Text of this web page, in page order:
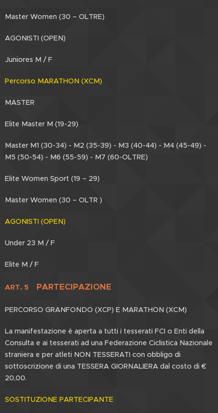
Master Women (30 – OLTRE)
AGONISTI (OPEN)
Juniores M / F
Percorso MARATHON (XCM)
MASTER
Elite Master M (19-29)
Master M1 (30-34) - M2 (35-39) - M3 (40-44) - M4 (45-49) -
M5 (50-54) - M6 (55-59) - M7 (60-OLTRE)
Elite Women Sport (19 – 29)
Master Women (30 – OLTR )
AGONISTI (OPEN)
Under 23 M / F
Elite M / F
ART. 5 PARTECIPAZIONE
PERCORSO GRANFONDO (XCP) E MARATHON (XCM)
La manifestazione è aperta a tutti i tesserati FCI o Enti della
Consulta e ai tesserati ad una Federazione Ciclistica Nazionale
straniera e per atleti NON TESSERATI con obbligo di
sottoscrizione di una TESSERA GIORNALIERA dal costo di €
20,00.
SOSTITUZIONE PARTECIPANTE